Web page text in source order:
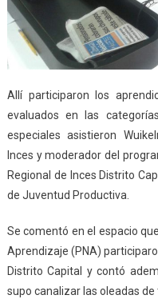
Allí participaron los
evaluados en las
especiales asistieron
Inces y moderador del
Regional de Inces Distrito
de Juventud Productiva.
Se comentó en el espacio
Aprendizaje (PNA)
Distrito Capital y contó
supo canalizar las oleadas de